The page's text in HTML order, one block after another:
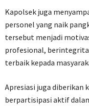
Kapolsek juga
personel yang naik
tersebut menjadi
profesional,
terbaik kepada
Apresiasi juga diberikan
berpartisipasi aktif